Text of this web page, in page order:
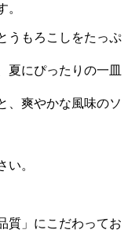
。
うもろこしをたっぷ
夏にぴったりの一皿
、爽やかな風味のソ
い。
質」にこだわってお